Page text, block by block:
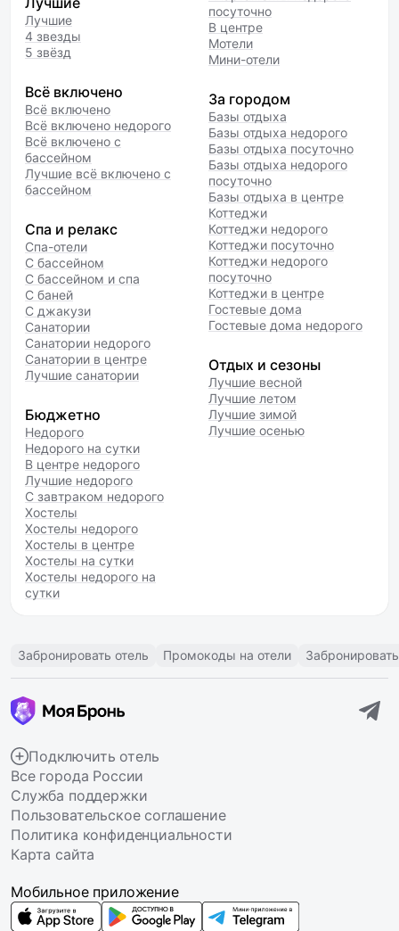
Лучшие
4 звезды
5 звёзд
Всё включено
Всё включено
Всё включено недорого
Всё включено с
бассейном
Лучшие всё включено с
бассейном
Спа и релакс
Спа-отели
С бассейном
С бассейном и спа
С баней
С джакузи
Санатории
Санатории недорого
Санатории в центре
Лучшие санатории
Бюджетно
Недорого
Недорого на сутки
В центре недорого
Лучшие недорого
С завтраком недорого
Хостелы
Хостелы недорого
Хостелы в центре
Хостелы на сутки
Хостелы недорого на
сутки
посуточно
В центре
Мотели
Мини-отели
За городом
Базы отдыха
Базы отдыха недорого
Базы отдыха посуточно
Базы отдыха недорого
посуточно
Базы отдыха в центре
Коттеджи
Коттеджи недорого
Коттеджи посуточно
Коттеджи недорого
посуточно
Коттеджи в центре
Гостевые дома
Гостевые дома недорого
Отдых и сезоны
Лучшие весной
Лучшие летом
Лучшие зимой
Лучшие осенью
Забронировать отель Промокоды на отели
Подключить отель
Все города России
Служба поддержки
Пользовательское соглашение
Политика конфиденциальности
Карта сайта
Мобильное приложение